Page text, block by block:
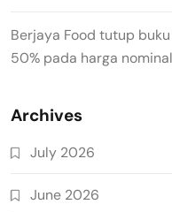
Berjaya Food tutup
50% pada harga nominal
Archives
July 2026
June 2026